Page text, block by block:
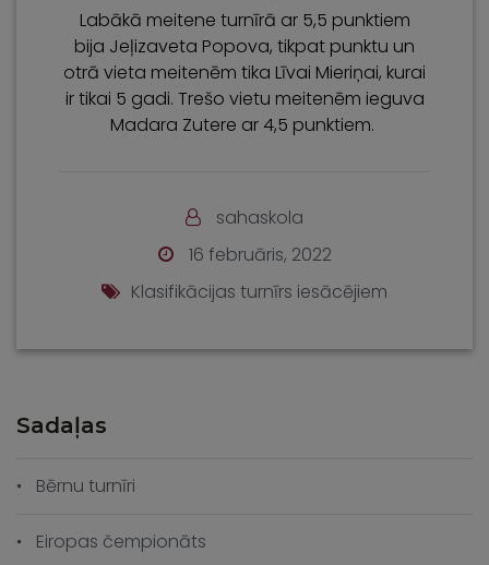
Labākā meitene turnīrā ar 5,5 punktiem
bija Jeļizaveta Popova, tikpat punktu un
otrā vieta meitenēm tika Līvai Mieriņai, kurai
ir tikai 5 gadi. Trešo vietu meitenēm ieguva
Madara Zutere ar 4,5 punktiem.
sahaskola
16 februāris, 2022
Klasifikācijas turnīrs iesācējiem
Sadaļas
Bērnu turnīri
Eiropas čempionāts